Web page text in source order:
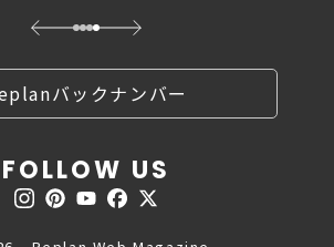
バックナンバー
FOLLOW US